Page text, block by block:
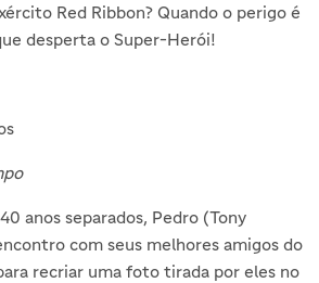
Red Ribbon? Quando o perigo é
desperta o Super-Herói!
anos separados, Pedro (Tony
com seus melhores amigos do
recriar uma foto tirada por eles no